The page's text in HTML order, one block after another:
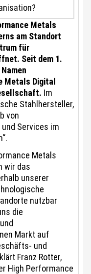
Metals
am Standort
für
Seit dem 1.
Metals Digital
Im
Stahlhersteller,
von
Services im
Metals
wir das
unserer
nutzbar
die
Markt auf
und
Franz Rotter,
High Performance